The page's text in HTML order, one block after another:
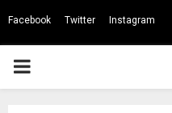
Facebook Twitter Instagram
PRIMARY